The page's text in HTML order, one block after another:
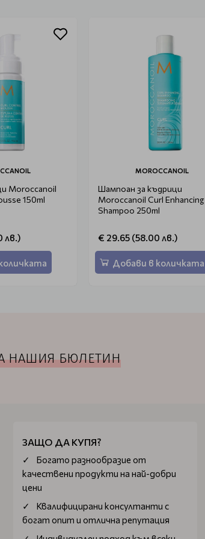
Moroccanoil
150ml
лв.)
MOROCCANOIL
Шампоан за къдрици
Moroccanoil Curl Enhancing
Shampoo 250ml
€ 29.65 (58.00 лв.)
Добави в количката
НАШИЯ БЮЛЕТИН
ЗАЩО ДА КУПЯ?
Богатo разнообразие от
качествени продукти на най-добри
цени
Квалифицирани консултанти с
богат опит и отлична репутация